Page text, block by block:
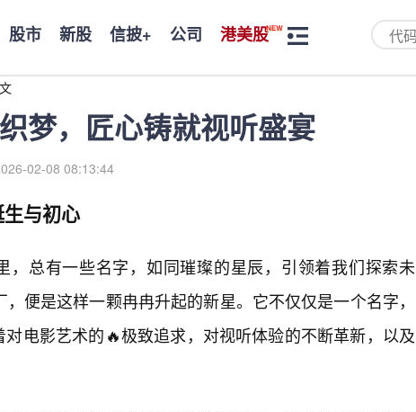
股市 新股 信披+ 公司 港美股
梦，匠心铸就视听盛宴
02-08 08:13:44
与初心
，总有一些名字，如同璀璨的星辰，引领着我们探索未
便是这样一颗冉冉升起的新星。它不仅仅是一个名字，
电影艺术的🔥极致追求，对视听体验的不断革新，以及